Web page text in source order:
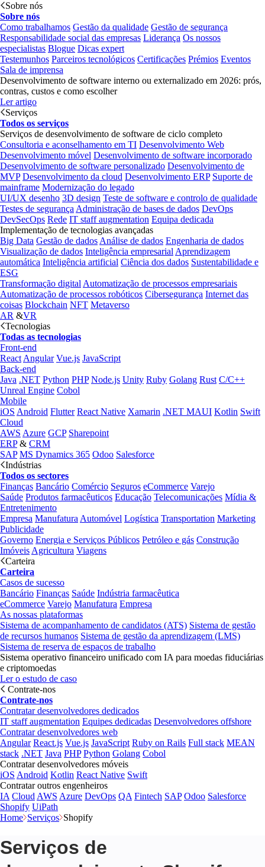
Sobre nós
Sobre nós
Como trabalhamos Gestão da qualidade Gestão de segurança
Responsabilidade social das empresas Liderança Os nossos
especialistas Blogue Dicas expert
Testemunhos Parceiros tecnológicos Certificações Prémios Eventos
Sala de imprensa
Desenvolvimento de software interno ou externalizado em 2026: prós,
contras, custos e como escolher
Ler artigo
Serviços
Todos os serviços
Serviços de desenvolvimento de software de ciclo completo
Consultoria e aconselhamento em TI Desenvolvimento Web
Desenvolvimento móvel Desenvolvimento de software incorporado
Desenvolvimento de software personalizado Desenvolvimento de
MVP Desenvolvimento da cloud Desenvolvimento ERP Suporte de
mainframe Modernização do legado
UI/UX desenho 3D design Teste de software e controlo de qualidade
Testes de segurança Administração de bases de dados DevOps
DevSecOps Rede IT staff augmentation Equipa dedicada
Implementação de tecnologias avançadas
Big Data Gestão de dados Análise de dados Engenharia de dados
Visualização de dados Inteligência empresarial Aprendizagem
automática Inteligência artificial Ciência dos dados Sustentabilidade e
ESG
Transformação digital Automatização de processos empresariais
Automatização de processos robóticos Cibersegurança Internet das
coisas Blockchain NFT Metaverso
AR &VR
Tecnologias
Todas as tecnologias
Front-end
React Angular Vue.js JavaScript
Back-end
Java .NET Python PHP Node.js Unity Ruby Golang Rust C/C++
Unreal Engine Cobol
Mobile
iOS Android Flutter React Native Xamarin .NET MAUI Kotlin Swift
Cloud
AWS Azure GCP Sharepoint
ERP& CRM
SAP MS Dynamics 365 Odoo Salesforce
Indústrias
Todos os sectores
Finanças Bancário Comércio Seguros eCommerce Varejo
Saúde Produtos farmacêuticos Educação Telecomunicações Mídia &
Entretenimento
Empresa Manufatura Automóvel Logística Transportation Marketing
Publicidade
Governo Energia e Serviços Públicos Petróleo e gás Construção
Imóveis Agricultura Viagens
Carteira
Carteira
Casos de sucesso
Bancário Finanças Saúde Indústria farmacêutica
eCommerce Varejo Manufatura Empresa
As nossas plataformas
Sistema de acompanhamento de candidatos (ATS) Sistema de gestão
de recursos humanos Sistema de gestão da aprendizagem (LMS)
Sistema de reserva de espaços de trabalho
Sistema operativo financeiro unificado com IA para moedas fiduciárias
e criptomoedas
Ler o estudo de caso
Contrate-nos
Contrate-nos
Contratar desenvolvedores dedicados
IT staff augmentation Equipes dedicadas Desenvolvedores offshore
Contratar desenvolvedores web
Angular React.js Vue.js JavaScript Ruby on Rails Full stack MEAN
stack .NET Java PHP Python Golang Cobol
Contratar desenvolvedores móveis
iOS Android Kotlin React Native Swift
Contratar outros engenheiros
IA Cloud AWS Azure DevOps QA Fintech SAP Odoo Salesforce
Shopify UiPath
Home Serviços Shopify
Serviços de